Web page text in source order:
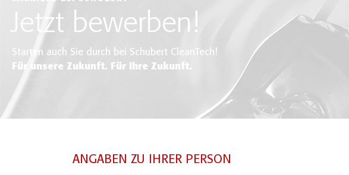
Jetzt bewerben!
Starten auch Sie durch bei Schubert CleanTech!
Für unsere Zukunft. Für Ihre Zukunft.
ANGABEN ZU IHRER PERSON